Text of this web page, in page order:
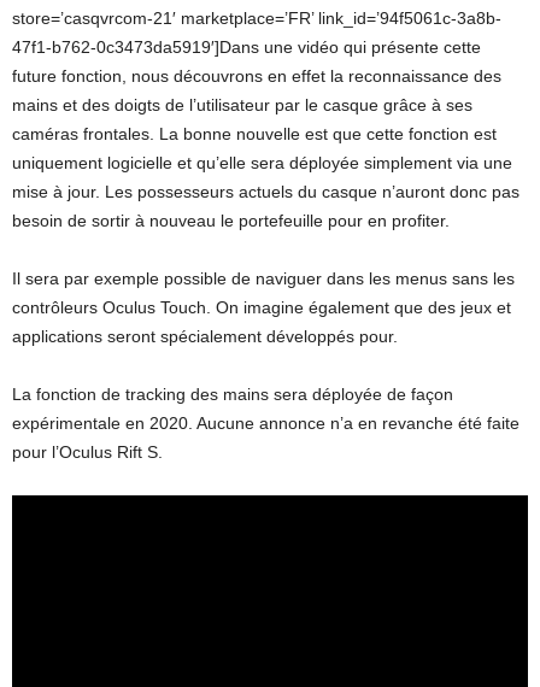
store=’casqvrcom-21′ marketplace=’FR’ link_id=’94f5061c-3a8b-
47f1-b762-0c3473da5919′]Dans une vidéo qui présente cette
future fonction, nous découvrons en effet la reconnaissance des
mains et des doigts de l’utilisateur par le casque grâce à ses
caméras frontales. La bonne nouvelle est que cette fonction est
uniquement logicielle et qu’elle sera déployée simplement via une
mise à jour. Les possesseurs actuels du casque n’auront donc pas
besoin de sortir à nouveau le portefeuille pour en profiter.
Il sera par exemple possible de naviguer dans les menus sans les
contrôleurs Oculus Touch. On imagine également que des jeux et
applications seront spécialement développés pour.
La fonction de tracking des mains sera déployée de façon
expérimentale en 2020. Aucune annonce n’a en revanche été faite
pour l’Oculus Rift S.